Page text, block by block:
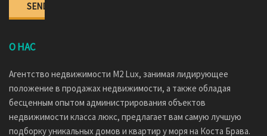
О НАС
Агентство недвижимости M2 Lux, занимая лидирующее
положение в продажах недвижимости, а также обладая
бесценным опытом администрирования объектов
недвижимости класса люкс, предлагает вам самую лучшую
подборку уникальных домов и квартир у моря на Коста Брава.